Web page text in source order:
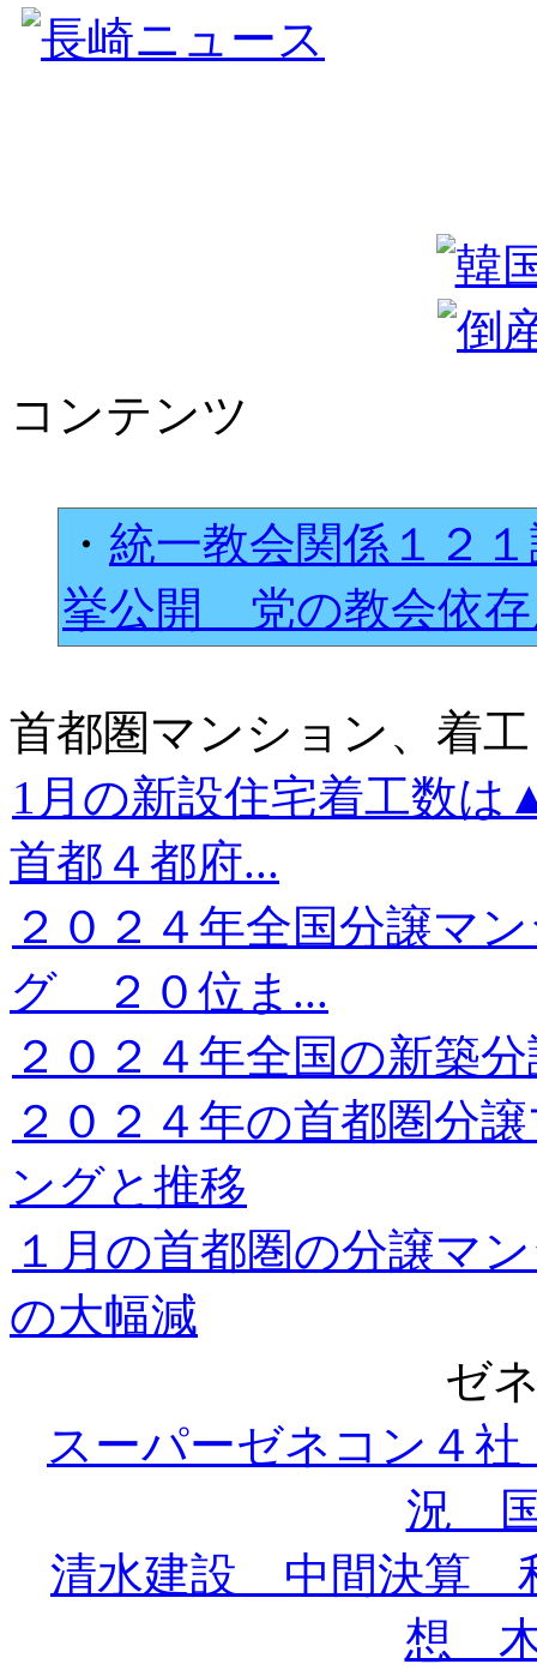
コンテンツ
・ 統一教会関係１２
挙公開 党の教会依
首都圏マンション、着
1月の新設住宅着工数
首都４都府...
２０２４年全国分譲マ
グ ２０位ま...
２０２４年全国の新築
２０２４年の首都圏分
ングと推移
１月の首都圏の分譲マ
の大幅減
ゼ
スーパーゼネコン４
況 国
清水建設 中間決算
想 木